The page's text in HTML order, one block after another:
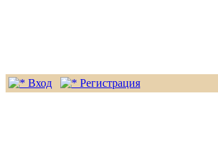
Вход
Регистрация